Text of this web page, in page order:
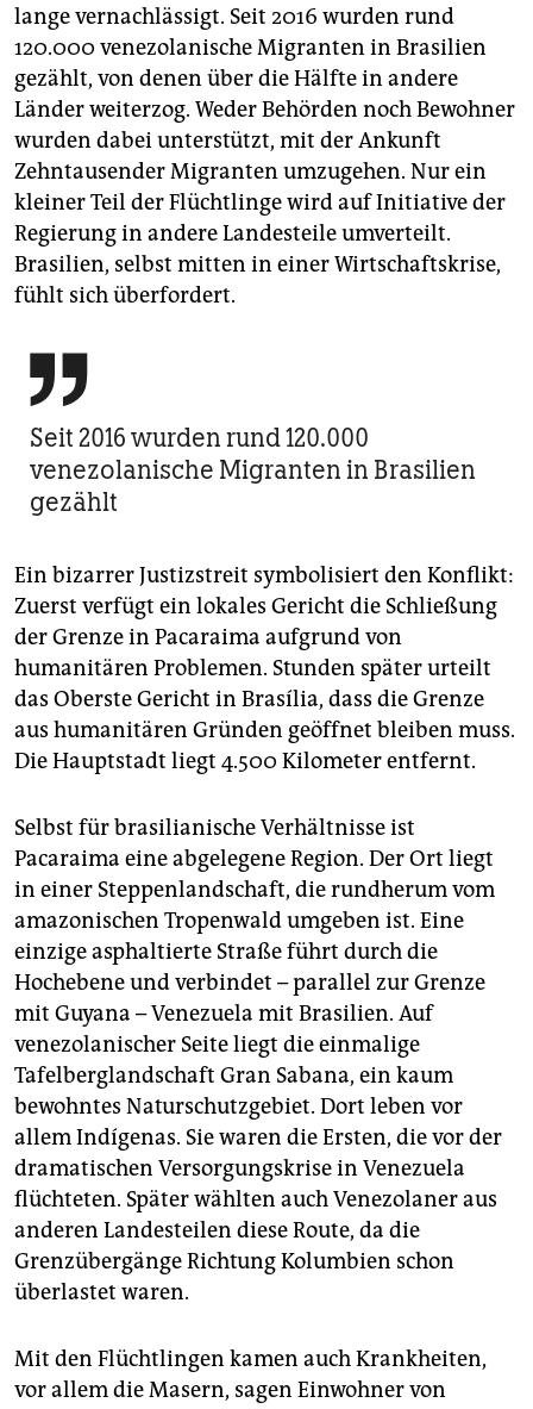
lange vernachlässigt. Seit 2016 wurden rund
120.000 venezolanische Migranten in Brasilien
gezählt, von denen über die Hälfte in andere
Länder weiterzog. Weder Behörden noch Bewohner
wurden dabei unterstützt, mit der Ankunft
Zehntausender Migranten umzugehen. Nur ein
kleiner Teil der Flüchtlinge wird auf Initiative der
Regierung in andere Landesteile umverteilt.
Brasilien, selbst mitten in einer Wirtschaftskrise,
fühlt sich überfordert.

Seit 2016 wurden rund 120.000
venezolanische Migranten in Brasilien
gezählt
Ein bizarrer Justizstreit symbolisiert den Konflikt:
Zuerst verfügt ein lokales Gericht die Schließung
der Grenze in Pacaraima aufgrund von
humanitären Problemen. Stunden später urteilt
das Oberste Gericht in Brasília, dass die Grenze
aus humanitären Gründen geöffnet bleiben muss.
Die Hauptstadt liegt 4.500 Kilometer entfernt.
Selbst für brasilianische Verhältnisse ist
Pacaraima eine abgelegene Region. Der Ort liegt
in einer Steppenlandschaft, die rundherum vom
amazonischen Tropenwald umgeben ist. Eine
einzige asphaltierte Straße führt durch die
Hochebene und verbindet – parallel zur Grenze
mit Guyana – Venezuela mit Brasilien. Auf
venezolanischer Seite liegt die einmalige
Tafelberglandschaft Gran Sabana, ein kaum
bewohntes Naturschutzgebiet. Dort leben vor
allem Indígenas. Sie waren die Ersten, die vor der
dramatischen Versorgungskrise in Venezuela
flüchteten. Später wählten auch Venezolaner aus
anderen Landesteilen diese Route, da die
Grenzübergänge Richtung Kolumbien schon
überlastet waren.
Mit den Flüchtlingen kamen auch Krankheiten,
vor allem die Masern, sagen Einwohner von